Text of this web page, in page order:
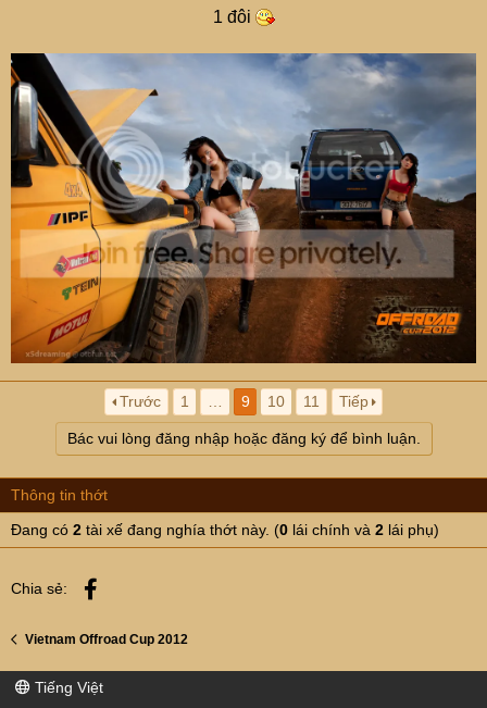
1 đôi
Trước 1 … 9 10 11 Tiếp
Bác vui lòng đăng nhập hoặc đăng ký để bình luận.
Thông tin thớt
Đang có 2 tài xế đang nghía thớt này. (0 lái chính và 2 lái phụ)
Chia sẻ:
Vietnam Offroad Cup 2012
Tiếng Việt